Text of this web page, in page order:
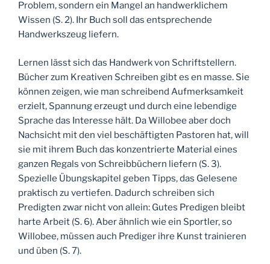
Problem, sondern ein Mangel an handwerklichem
Wissen (S. 2). Ihr Buch soll das entsprechende
Handwerkszeug liefern.
Lernen lässt sich das Handwerk von Schriftstellern.
Bücher zum Kreativen Schreiben gibt es en masse. Sie
können zeigen, wie man schreibend Aufmerksamkeit
erzielt, Spannung erzeugt und durch eine lebendige
Sprache das Interesse hält. Da Willobee aber doch
Nachsicht mit den viel beschäftigten Pastoren hat, will
sie mit ihrem Buch das konzentrierte Material eines
ganzen Regals von Schreibbüchern liefern (S. 3).
Spezielle Übungskapitel geben Tipps, das Gelesene
praktisch zu vertiefen. Dadurch schreiben sich
Predigten zwar nicht von allein: Gutes Predigen bleibt
harte Arbeit (S. 6). Aber ähnlich wie ein Sportler, so
Willobee, müssen auch Prediger ihre Kunst trainieren
und üben (S. 7).